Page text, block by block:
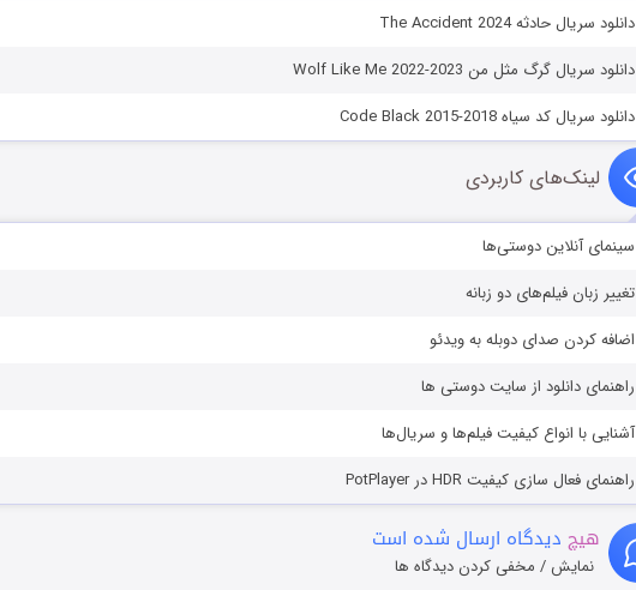
دانلود سریال حادثه The Accident 2024
دانلود سریال گرگ مثل من Wolf Like Me 2022-2023
دانلود سریال کد سیاه Code Black 2015-2018
لینک‌های کاربردی
سینمای آنلاین دوستی‌ها
تغییر زبان فیلم‌های دو زبانه
اضافه کردن صدای دوبله به ویدئو
راهنمای دانلود از سایت دوستی ها
آشنایی با انواع کیفیت فیلم‌ها و سریال‌ها
راهنمای فعال سازی کیفیت HDR در PotPlayer
هیچ دیدگاه ارسال شده است
نمایش / مخفی کردن دیدگاه ها